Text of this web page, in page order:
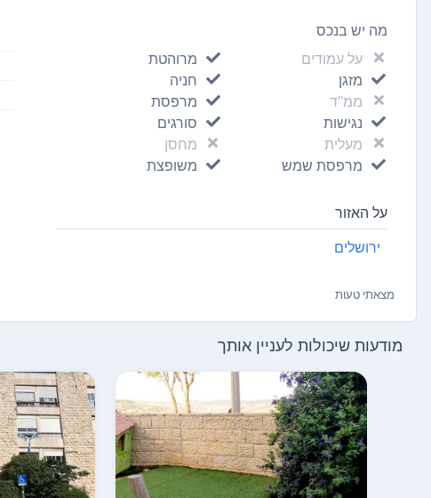
מה יש בנכס
על עמודים
מרוהטת
מזגן
חניה
ממ"ד
מרפסת
נגישות
סורגים
מעלית
מחסן
מרפסת שמש
משופצת
על האזור
ירושלים
מצאתי טעות
מודעות שיכולות לעניין אותך